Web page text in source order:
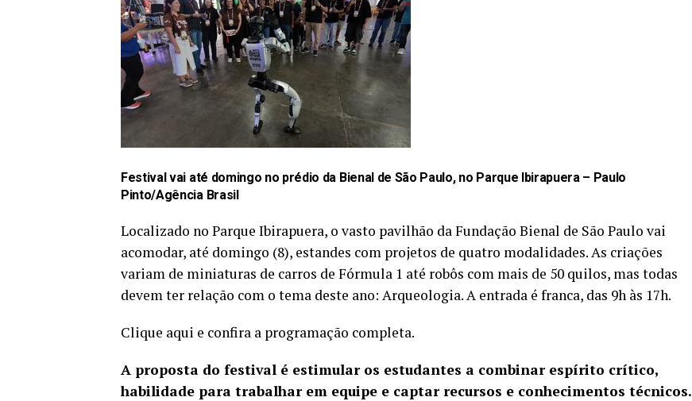
Festival vai até domingo no prédio da Bienal de São Paulo, no Parque Ibirapuera – Paulo
Pinto/Agência Brasil
Localizado no Parque Ibirapuera, o vasto pavilhão da Fundação Bienal de São Paulo vai
acomodar, até domingo (8), estandes com projetos de quatro modalidades. As criações
variam de miniaturas de carros de Fórmula 1 até robôs com mais de 50 quilos, mas todas
devem ter relação com o tema deste ano: Arqueologia. A entrada é franca, das 9h às 17h.
Clique aqui e confira a programação completa.
A proposta do festival é estimular os estudantes a combinar espírito crítico,
habilidade para trabalhar em equipe e captar recursos e conhecimentos técnicos.